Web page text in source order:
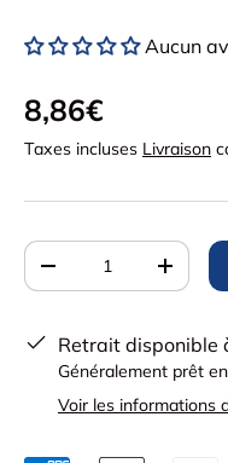
Aucun
Prix régulier
8,86€
Taxes incluses Livraison
Qté
Diminuer la quantité
Retrait disponible
Généralement prêt
Voir les informations